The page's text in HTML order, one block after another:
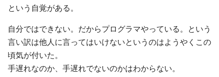
という自覚がある。
自分ではできない。だからプログラマやっている。という
言い訳は他人に言ってはいけないというのはようやくこの
頃気が付いた。
手遅れなのか、手遅れでないのかはわからない。